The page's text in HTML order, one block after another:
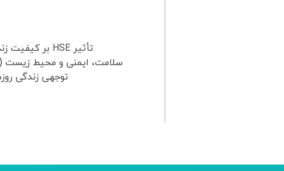
توجهی زندگی